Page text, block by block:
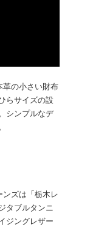
革の小さい財布
らサイズの設
シンプルなデ
ズは「栃木レ
タブルタンニ
ジングレザー